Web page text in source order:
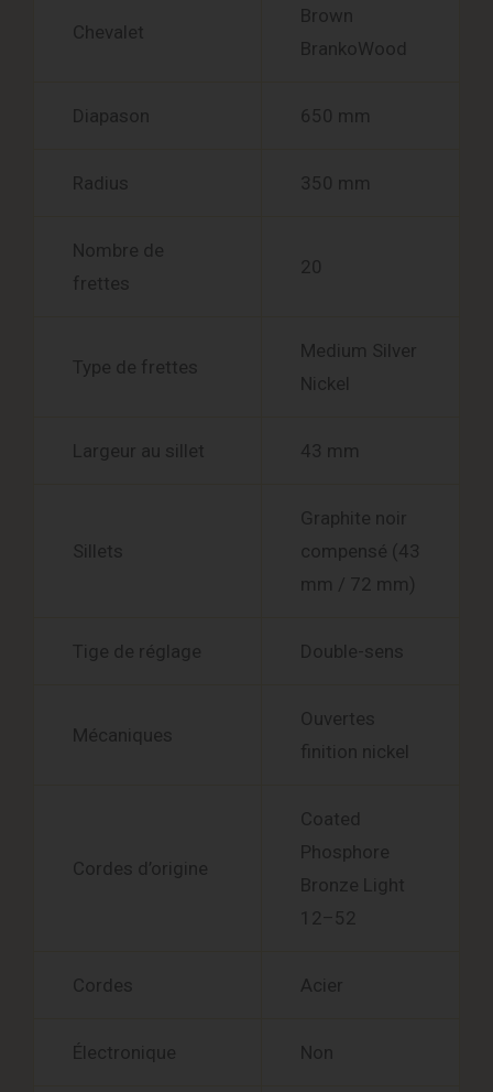
Chevalet
Brown
BrankoWood
Diapason 650 mm
Radius 350 mm
Nombre de
frettes
20
Type de frettes
Medium Silver
Nickel
Largeur au sillet 43 mm
Sillets
Graphite noir
compensé (43
mm / 72 mm)
Tige de réglage Double-sens
Mécaniques
Ouvertes
finition nickel
Cordes d’origine
Coated
Phosphore
Bronze Light
12–52
Cordes Acier
Électronique Non